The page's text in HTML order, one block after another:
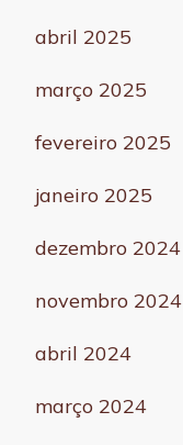
abril 2025
março 2025
fevereiro 2025
janeiro 2025
dezembro 2024
novembro 2024
abril 2024
março 2024